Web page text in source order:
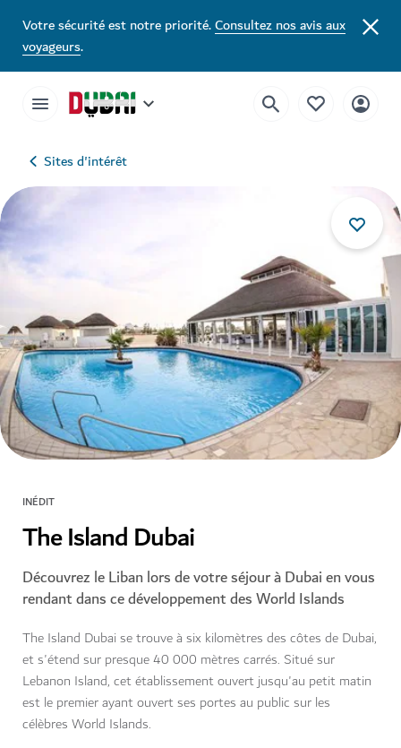
Votre sécurité est notre priorité.Consultez nos avis aux
voyageurs.
Sites d'intérêt
INÉDIT
The Island Dubai
Découvrez le Liban lors de votre séjour à Dubai en vous
rendant dans ce développement des World Islands
The Island Dubai se trouve à six kilomètres des côtes de Dubai,
et s'étend sur presque 40 000 mètres carrés. Situé sur
Lebanon Island, cet établissement ouvert jusqu'au petit matin
est le premier ayant ouvert ses portes au public sur les
célèbres World Islands.